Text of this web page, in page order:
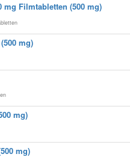
mg Filmtabletten (500 mg)
mg)
mg)
mg)